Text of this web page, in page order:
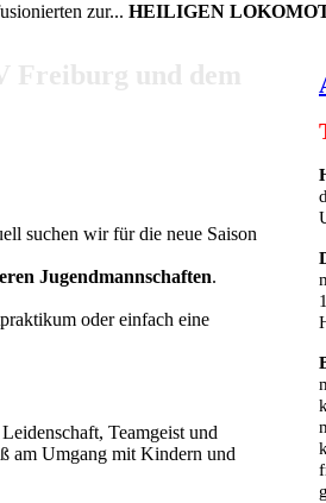
zur... HEILIGEN
suchen wir für die neue Saison
Jugendmannschaften.
oder einfach eine
Teamgeist und
am Umgang mit Kindern und